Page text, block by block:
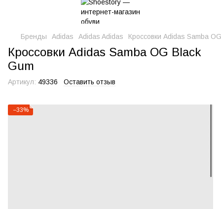
Бренды Adidas Adidas Adidas Кроссовки Adidas Samba
Кроссовки Adidas Samba OG Black
Gum
Артикул: 49336 Оставить отзыв
−33%